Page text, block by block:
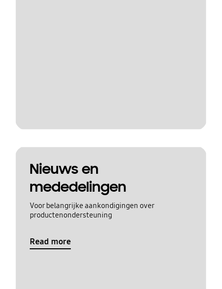
Nieuws en
mededelingen
Voor belangrijke aankondigingen over
productenondersteuning
Read more